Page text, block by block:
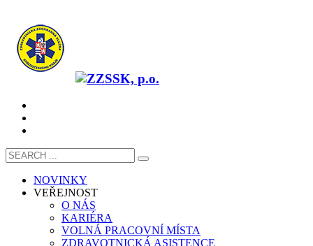
NOVINKY
VEŘEJNOST
O NÁS
KARIÉRA
VOLNÁ PRACOVNÍ MÍSTA
ZDRAVOTNICKÁ ASISTENCE